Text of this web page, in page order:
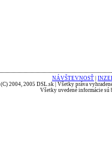
NÁVŠTEVNOSŤ
(C) 2004, 2005 DSL.sk | Všetky práva
Všetky uvedené informácie sú